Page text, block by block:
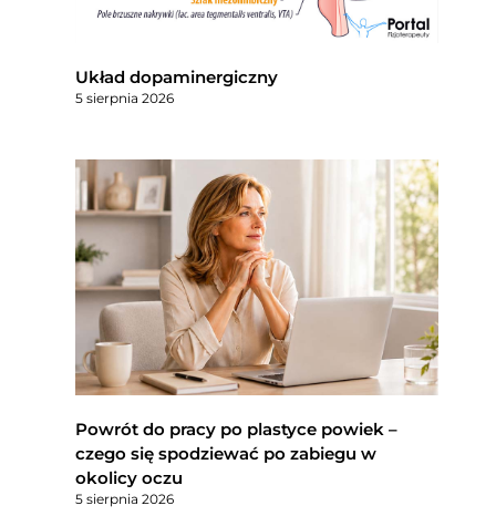
Układ dopaminergiczny
5 sierpnia 2026
Powrót do pracy po plastyce powiek –
czego się spodziewać po zabiegu w
okolicy oczu
5 sierpnia 2026